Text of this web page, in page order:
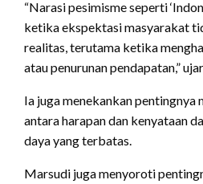
“Narasi pesimisme seperti
ketika ekspektasi masyarakat
realitas, terutama ketika
atau penurunan pendapatan,”
Ia juga menekankan pentingnya
antara harapan dan kenyataan
daya yang terbatas.
Marsudi juga menyoroti